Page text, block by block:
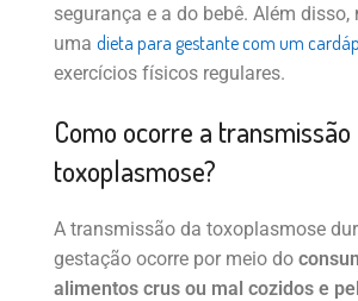
segurança e a do bebê. Além disso,
uma dieta para gestante com um
exercícios físicos regulares.
Como ocorre a transmissão
toxoplasmose?
A transmissão da toxoplasmose
gestação ocorre por meio do
alimentos crus ou mal cozidos e